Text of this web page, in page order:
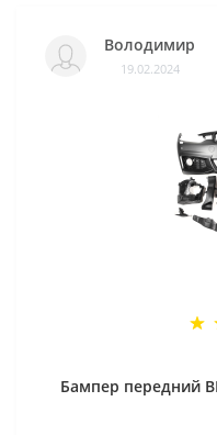
Володимир
19.02.2024
Бампер передний